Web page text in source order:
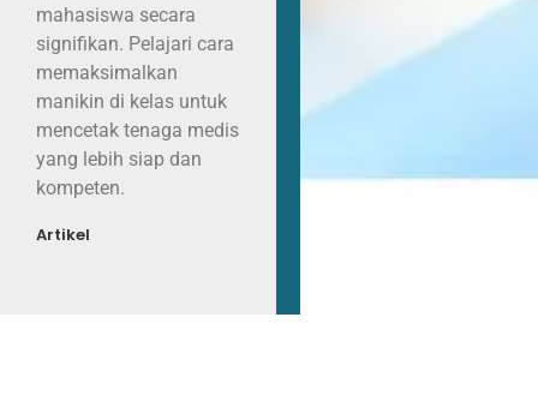
mahasiswa secara
signifikan. Pelajari cara
memaksimalkan
manikin di kelas untuk
mencetak tenaga medis
yang lebih siap dan
kompeten.
Artikel